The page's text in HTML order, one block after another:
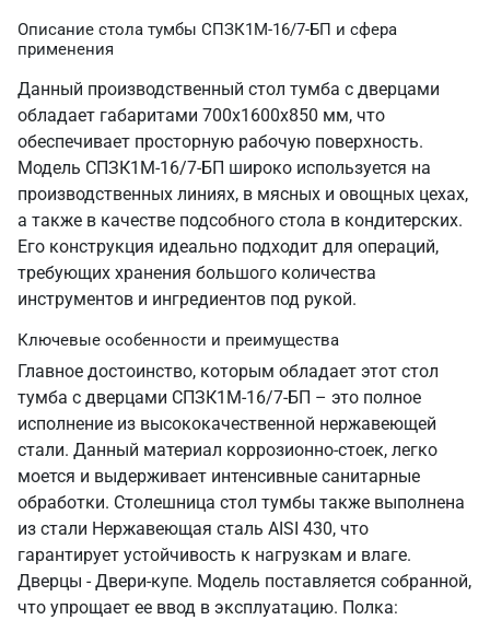
Описание стола тумбы СПЗК1М-16/7-БП и сфера
применения
Данный производственный стол тумба с дверцами
обладает габаритами 700х1600х850 мм, что
обеспечивает просторную рабочую поверхность.
Модель СПЗК1М-16/7-БП широко используется на
производственных линиях, в мясных и овощных цехах,
а также в качестве подсобного стола в кондитерских.
Его конструкция идеально подходит для операций,
требующих хранения большого количества
инструментов и ингредиентов под рукой.
Ключевые особенности и преимущества
Главное достоинство, которым обладает этот стол
тумба с дверцами СПЗК1М-16/7-БП – это полное
исполнение из высококачественной нержавеющей
стали. Данный материал коррозионно-стоек, легко
моется и выдерживает интенсивные санитарные
обработки. Столешница стол тумбы также выполнена
из стали Нержавеющая сталь AISI 430, что
гарантирует устойчивость к нагрузкам и влаге.
Дверцы - Двери-купе. Модель поставляется собранной,
что упрощает ее ввод в эксплуатацию. Полка: